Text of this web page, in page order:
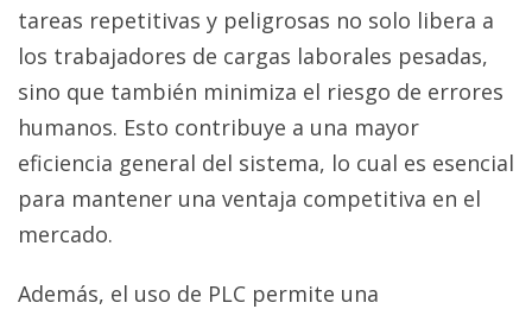
tareas repetitivas y peligrosas no solo libera a
los trabajadores de cargas laborales pesadas,
sino que también minimiza el riesgo de errores
humanos. Esto contribuye a una mayor
eficiencia general del sistema, lo cual es esencial
para mantener una ventaja competitiva en el
mercado.
Además, el uso de PLC permite una